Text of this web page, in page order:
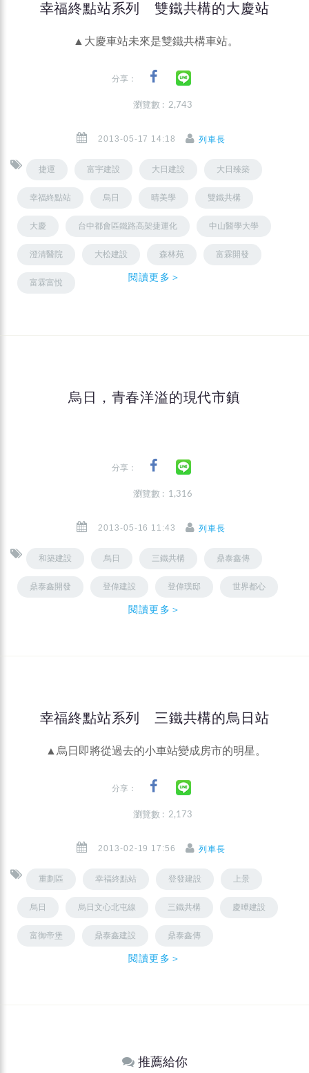
幸福終點站系列 雙鐵共構的大慶站
▲大慶車站未來是雙鐵共構車站。
分享：
瀏覽數 : 2,743
2013-05-17 14:18 列車長
捷運 富宇建設 大日建設 大日臻築
幸福終點站 烏日 晴美學 雙鐵共構
大慶 台中都會區鐵路高架捷運化 中山醫學大學
澄清醫院 大松建設 森林苑 富霖開發
富霖富悅 閱讀更多＞
烏日，青春洋溢的現代市鎮
分享：
瀏覽數 : 1,316
2013-05-16 11:43 列車長
和築建設 烏日 三鐵共構 鼎泰鑫傳
鼎泰鑫開發 登偉建設 登偉璞邸 世界都心
閱讀更多＞
幸福終點站系列 三鐵共構的烏日站
▲烏日即將從過去的小車站變成房市的明星。
分享：
瀏覽數 : 2,173
2013-02-19 17:56 列車長
重劃區 幸福終點站 登發建設 上景
烏日 烏日文心北屯線 三鐵共構 慶曄建設
富御帝堡 鼎泰鑫建設 鼎泰鑫傳
閱讀更多＞
推薦給你